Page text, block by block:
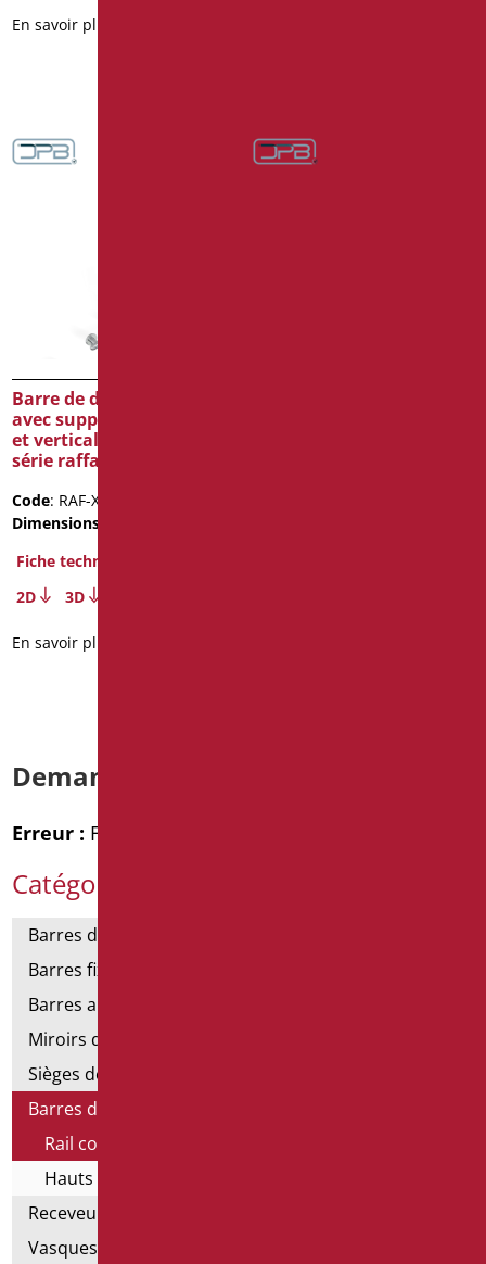
Catégories de produits
Barres de support
Barres fixes et rabattables
Barres angulaires pour douches et baignoires
Miroirs de salle de bains
Sièges de douche et de baignoire
Barres de douche
Rail coulissant complet avec douche et flex
Hauts et bas sans douche et sans flexion
Receveurs et cabines de douche
Vasques
En savoir plus
Barre de douche en t
avec support douchette
et verticale libre position
série raffaello inox cromo
Code: RAF-X12153SDF/94
Dimensions
Fiche technique
2D
3D
En savoir plus
Demande d’informations
Erreur : Formulaire de contact non trouvé !